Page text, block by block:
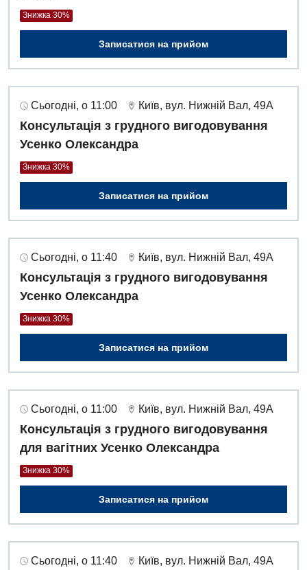
Знижка 30%
Записатися на прийом
Сьогодні, о 11:00 Київ, вул. Нижній Вал, 49А
Консультація з грудного вигодовування
Усенко Олександра
Знижка 30%
Записатися на прийом
Сьогодні, о 11:40 Київ, вул. Нижній Вал, 49А
Консультація з грудного вигодовування
Усенко Олександра
Знижка 30%
Записатися на прийом
Сьогодні, о 11:00 Київ, вул. Нижній Вал, 49А
Консультація з грудного вигодовування
для вагітних Усенко Олександра
Знижка 30%
Записатися на прийом
Сьогодні, о 11:40 Київ, вул. Нижній Вал, 49А